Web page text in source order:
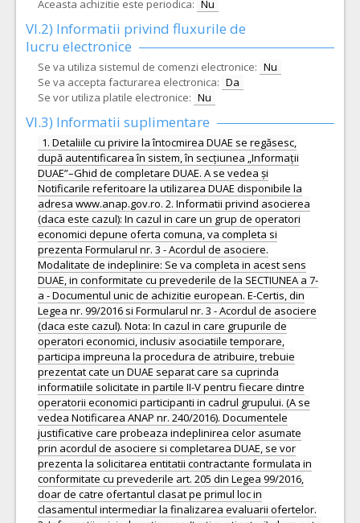
Aceasta achizitie este periodica: Nu
VI.2) Informatii privind fluxurile de
lucru electronice
Se va utiliza sistemul de comenzi electronice: Nu
Se va accepta facturarea electronica: Da
Se vor utiliza platile electronice: Nu
VI.3) Informatii suplimentare
1. Detaliile cu privire la întocmirea DUAE se regăsesc,
după autentificarea în sistem, în secțiunea „Informații
DUAE”–Ghid de completare DUAE. A se vedea și
Notificarile referitoare la utilizarea DUAE disponibile la
adresa www.anap.gov.ro. 2. Informatii privind asocierea
(daca este cazul): In cazul in care un grup de operatori
economici depune oferta comuna, va completa si
prezenta Formularul nr. 3 - Acordul de asociere.
Modalitate de indeplinire: Se va completa in acest sens
DUAE, in conformitate cu prevederile de la SECTIUNEA a 7-
a - Documentul unic de achizitie european. E-Certis, din
Legea nr. 99/2016 si Formularul nr. 3 - Acordul de asociere
(daca este cazul). Nota: In cazul in care grupurile de
operatori economici, inclusiv asociatiile temporare,
participa impreuna la procedura de atribuire, trebuie
prezentat cate un DUAE separat care sa cuprinda
informatiile solicitate in partile II-V pentru fiecare dintre
operatorii economici participanti in cadrul grupului. (A se
vedea Notificarea ANAP nr. 240/2016). Documentele
justificative care probeaza indeplinirea celor asumate
prin acordul de asociere si completarea DUAE, se vor
prezenta la solicitarea entitatii contractante formulata in
conformitate cu prevederile art. 205 din Legea 99/2016,
doar de catre ofertantul clasat pe primul loc in
clasamentul intermediar la finalizarea evaluarii ofertelor.